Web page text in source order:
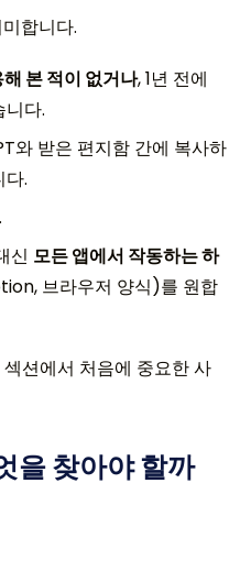
합니다.
본 적이 없거나, 1년 전에
다.
와 받은 편지함 간에 복사하
.
신 모든 앱에서 작동하는 하
브라우저 양식)를 원합
션에서 처음에 중요한 사
을 찾아야 할까